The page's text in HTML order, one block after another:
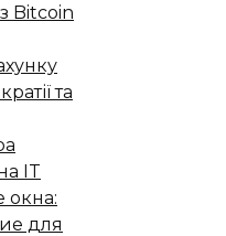
Bitcoin
та
IT
окна:
для